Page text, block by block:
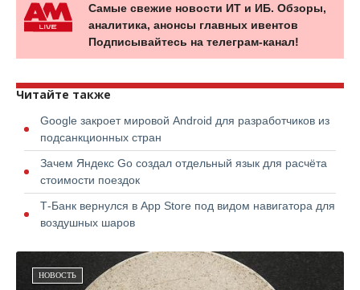
Самые свежие новости ИТ и ИБ. Обзоры,
аналитика, анонсы главных ивентов
Подписывайтесь на телеграм-канал!
Читайте также
Google закроет мировой Android для разработчиков из
подсанкционных стран
Зачем Яндекс Go создал отдельный язык для расчёта
стоимости поездок
Т-Банк вернулся в App Store под видом навигатора для
воздушных шаров
НОВОСТЬ